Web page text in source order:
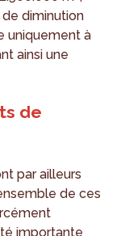
de diminution
uniquement à
ainsi une
de
par ailleurs
de ces
importante